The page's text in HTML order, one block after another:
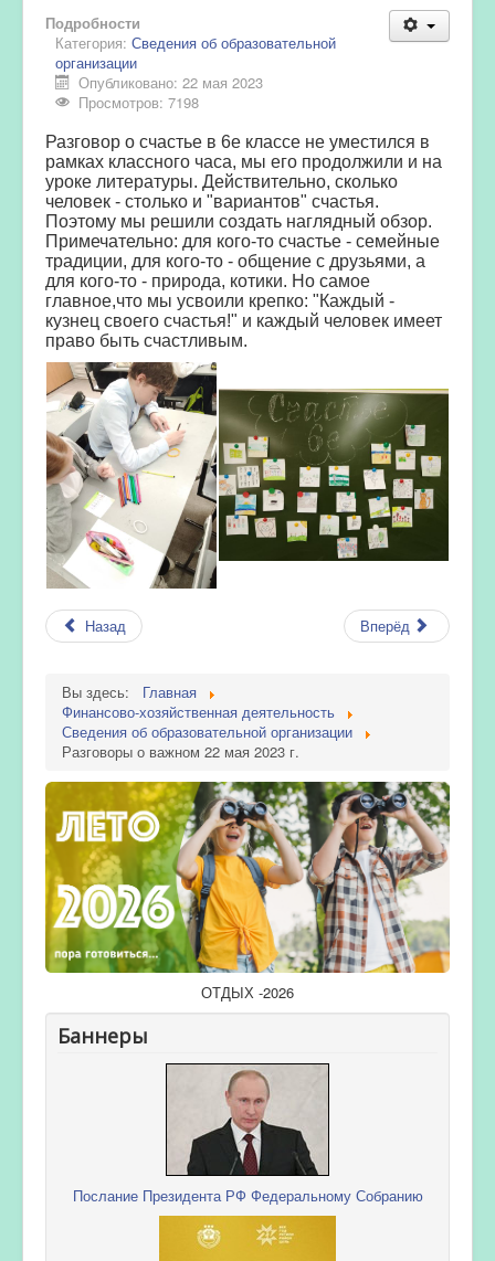
Подробности
Категория: Сведения об образовательной
организации
Опубликовано: 22 мая 2023
Просмотров: 7198
Разговор о счастье в 6е классе не уместился в
рамках классного часа, мы его продолжили и на
уроке литературы. Действительно, сколько
человек - столько и "вариантов" счастья.
Поэтому мы решили создать наглядный обзор.
Примечательно: для кого-то счастье - семейные
традиции, для кого-то - общение с друзьями, а
для кого-то - природа, котики. Но самое
главное,что мы усвоили крепко: "Каждый -
кузнец своего счастья!" и каждый человек имеет
право быть счастливым.
Назад Вперёд
Вы здесь:
Главная
Финансово-хозяйственная деятельность
Сведения об образовательной организации
Разговоры о важном 22 мая 2023 г.
ОТДЫХ -2026
Баннеры
Послание Президента РФ Федеральному Собранию